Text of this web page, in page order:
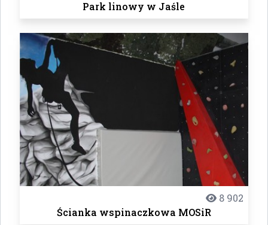
Park linowy w Jaśle
8 902
Ścianka wspinaczkowa MOSiR